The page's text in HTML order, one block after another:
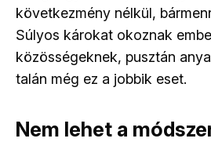
következmény nélkül,
Súlyos károkat okoznak
közösségeknek, pusztán
talán még ez a jobbik eset.
Nem lehet a